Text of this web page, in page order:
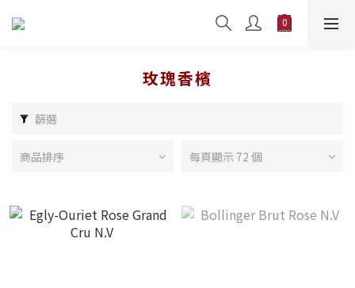
玫瑰香檳
篩選
商品排序 每頁顯示 72 個